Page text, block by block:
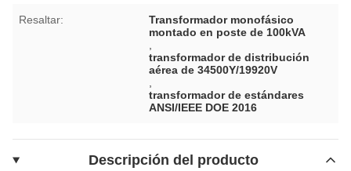
Resaltar:
Transformador monofásico
montado en poste de 100kVA
transformador de distribución
aérea de 34500Y/19920V
transformador de estándares
ANSI/IEEE DOE 2016
Descripción del producto